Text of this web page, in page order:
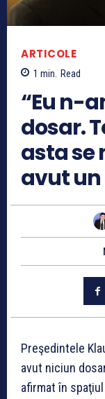
ARTICOLE
1 min. Read
“Eu n-
dosar.
asta se
avut un
Preşedintele
avut niciun
afirmat în